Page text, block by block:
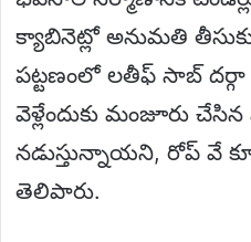
క్యాబినెట్లో అనుమతి
పట్టణంలో లతీఫ్ సాబ్ దర్గా
వెళ్లేందుకు మంజూరు
నడుస్తున్నాయని, రోప్ వే
తెలిపారు.